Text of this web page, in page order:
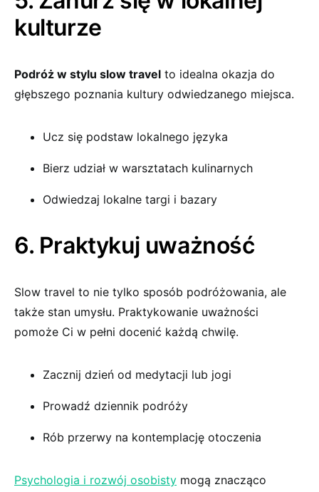
kulturze
Podróż w stylu slow travel to idealna okazja do
głębszego poznania kultury odwiedzanego miejsca.
Ucz się podstaw lokalnego języka
Bierz udział w warsztatach kulinarnych
Odwiedzaj lokalne targi i bazary
6. Praktykuj uważność
Slow travel to nie tylko sposób podróżowania, ale
także stan umysłu. Praktykowanie uważności
pomoże Ci w pełni docenić każdą chwilę.
Zacznij dzień od medytacji lub jogi
Prowadź dziennik podróży
Rób przerwy na kontemplację otoczenia
Psychologia i rozwój osobisty mogą znacząco